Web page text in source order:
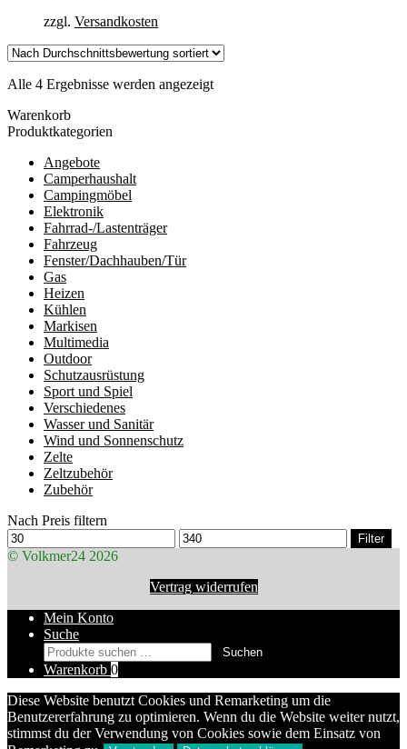
zzgl. Versandkosten
Alle 4 Ergebnisse werden angezeigtNach
Warenkorb
Produktkategorien
Angebote
Camperhaushalt
Campingmöbel
Elektronik
Fahrrad-/Lastenträger
Fahrzeug
Fenster/Dachhauben/Tür
Gas
Heizen
Kühlen
Markisen
Multimedia
Outdoor
Schutzausrüstung
Sport und Spiel
Verschiedenes
Wasser und Sanitär
Wind und Sonnenschutz
Zelte
Zeltzubehör
Zubehör
Nach Preis filtern
Min.
Preis
Max.
Preis
Filter
© Volkmer24 2026
Vertrag widerrufen
Mein Konto
Suche
Suchen
nach:
Suchen
Warenkorb 0
Diese Website benutzt Cookies und Remarketing um die
Benutzererfahrung zu optimieren. Wenn du die Website weiter nutzt,
stimmst du der Verwendung von Cookies sowie dem Einsatz von